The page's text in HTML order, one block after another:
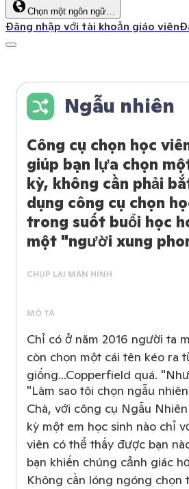
Chọn một ngôn ngữ…
Đăng nhập với tài khoản giáo viên
Ngẫu nhiên
Công cụ chọn học
giúp bạn lựa chọn
kỳ, không cần phải
dụng công cụ chọn
trong suốt buổi học
một "người xung
CHỤP LẠI MÀN HÌNH
MÔ TẢ
Chỉ có ở năm 2016 người ta
còn chọn một cái tên kéo ra
giống...Copperfield quá.
"Làm sao tôi chọn ngẫu
Chà, với công cụ Ngẫu
kỳ một em học sinh nào chỉ
viên có thể thấy được bạn
bạn khiến chúng cảnh giác
Không cần lóng ngóng chọn